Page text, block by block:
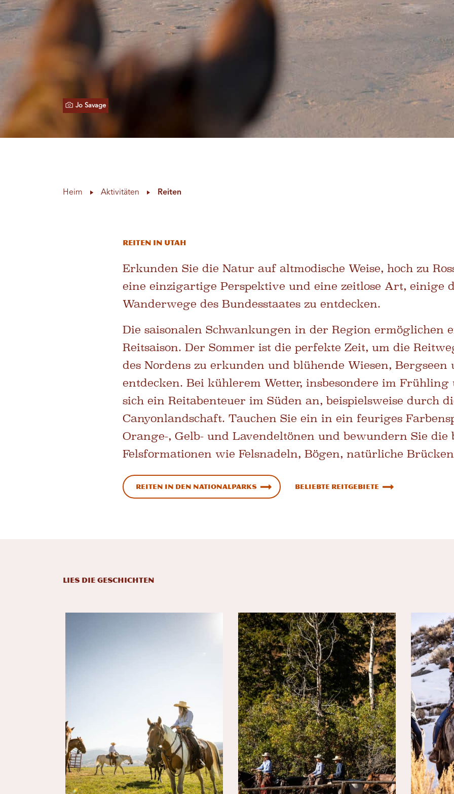
Jo Savage
Heim Aktivitäten Reiten
Reiten in Utah
Erkunden Sie die Natur auf altmodische Weise, hoch zu
eine einzigartige Perspektive und eine zeitlose Art, einige
Wanderwege des Bundesstaates zu entdecken.
Die saisonalen Schwankungen in der Region ermöglichen
Reitsaison. Der Sommer ist die perfekte Zeit, um die
des Nordens zu erkunden und blühende Wiesen, Bergseen
entdecken. Bei kühlerem Wetter, insbesondere im Frühling
sich ein Reitabenteuer im Süden an, beispielsweise durch
Canyonlandschaft. Tauchen Sie ein in ein feuriges
Orange-, Gelb- und Lavendeltönen und bewundern Sie die
Felsformationen wie Felsnadeln, Bögen, natürliche
Reiten in den Nationalparks Beliebte Reitgebiete
LIES DIE GESCHICHTEN